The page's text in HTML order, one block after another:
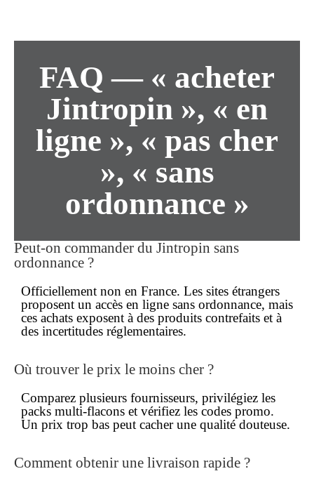
FAQ — « acheter
Jintropin », « en
ligne », « pas cher
», « sans
ordonnance »
Peut-on commander du Jintropin sans
ordonnance ?
Officiellement non en France. Les sites étrangers
proposent un accès en ligne sans ordonnance, mais
ces achats exposent à des produits contrefaits et à
des incertitudes réglementaires.
Où trouver le prix le moins cher ?
Comparez plusieurs fournisseurs, privilégiez les
packs multi-flacons et vérifiez les codes promo.
Un prix trop bas peut cacher une qualité douteuse.
Comment obtenir une livraison rapide ?